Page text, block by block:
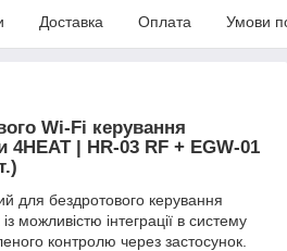
Доставка Оплата Умови
Wi-Fi керування
| HR-03 RF + EGW-01
для бездротового керування
можливістю інтеграції в систему
контролю через застосунок.